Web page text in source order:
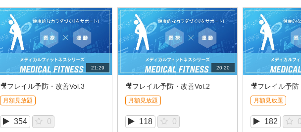
21:29
🎥フレイル予防・改善Vol.3
月額見放題
354 0
20:20
🎥フレイル予防・改善Vol.2
月額見放題
118 0
🎥フレイル予防
月額見放題
182 0